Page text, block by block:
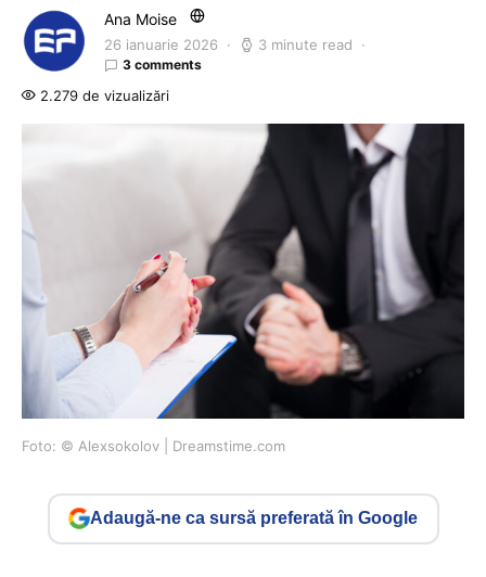
Ana Moise
26 ianuarie 2026 3 minute read
3 comments
2.279 de vizualizări
Foto: © Alexsokolov | Dreamstime.com
Adaugă-ne ca sursă preferată în Google